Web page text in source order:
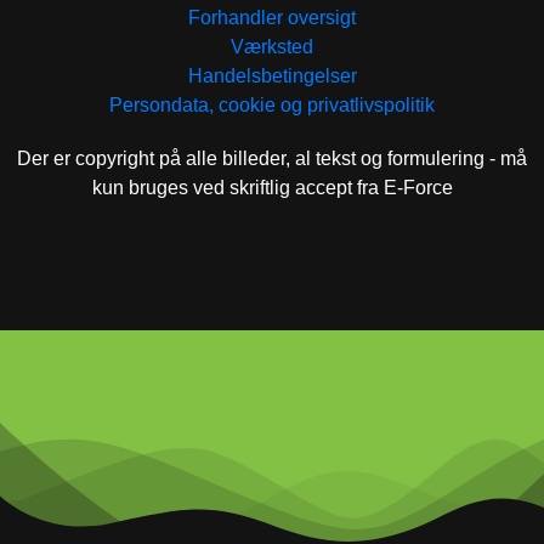
Forhandler oversigt
Værksted
Handelsbetingelser
Persondata, cookie og privatlivspolitik
Der er copyright på alle billeder, al tekst og formulering - må
kun bruges ved skriftlig accept fra E-Force